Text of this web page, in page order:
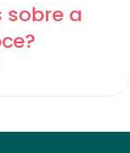
sobre a